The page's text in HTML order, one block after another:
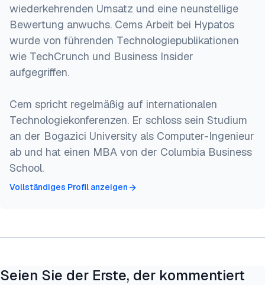
wiederkehrenden Umsatz und eine neunstellige
Bewertung anwuchs. Cems Arbeit bei Hypatos
wurde von führenden Technologiepublikationen
wie TechCrunch und Business Insider
aufgegriffen.
Cem spricht regelmäßig auf internationalen
Technologiekonferenzen. Er schloss sein Studium
an der Bogazici University als Computer-Ingenieur
ab und hat einen MBA von der Columbia Business
School.
Vollständiges Profil anzeigen
Seien Sie der Erste, der kommentiert